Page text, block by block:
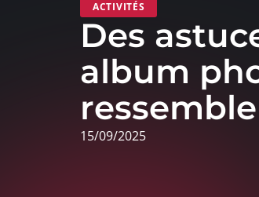
ACTIVITÉS
Des
album
ressemble
15/09/2025